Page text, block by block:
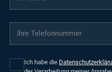
Ihre Telefonnummer
Ich habe die